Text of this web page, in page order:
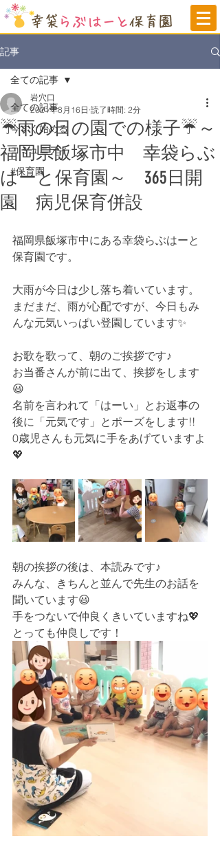
記事
全ての記事
今すぐ始める
コミュニティ
#保育園
全ての記事
☔雨の日の園での様子☔～
福岡県飯塚市中 幸袋らぶ
はーと保育園～ 365日開
園 病児保育併設
岩穴口
2021年8月16日 読了時間: 2分
福岡県飯塚市中にある幸袋らぶはーと
保育園です。
大雨が今日は少し落ち着いています。
まだまだ、雨が心配ですが、今日もみ
んな元気いっぱい登園しています✨
お歌を歌って、朝のご挨拶です♪
お当番さんが前に出て、挨拶をします
😃
名前を言われて「はーい」とお返事の
後に「元気です」とポーズをします!!
0歳児さんも元気に手をあげていますよ
💖
朝の挨拶の後は、本読みです♪
みんな、きちんと並んで先生のお話を
聞いています😃
手をつないで仲良くきいていますね💖
とっても仲良しです！